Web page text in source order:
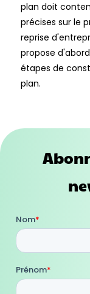
plan doit
précises sur le
reprise
propose
étapes de
plan.